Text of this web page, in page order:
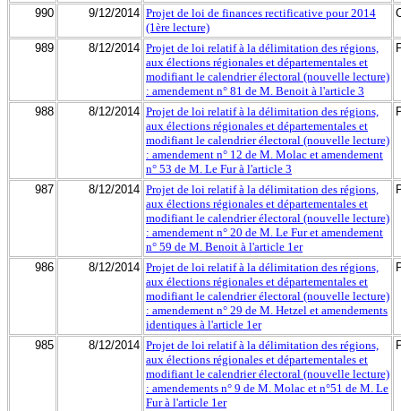
990 9/12/2014 Projet de loi de finances rectificative pour 2014
(1ère lecture)
989 8/12/2014 Projet de loi relatif à la délimitation des régions,
aux élections régionales et départementales et
modifiant le calendrier électoral (nouvelle lecture)
: amendement n° 81 de M. Benoit à l'article 3
988 8/12/2014 Projet de loi relatif à la délimitation des régions,
aux élections régionales et départementales et
modifiant le calendrier électoral (nouvelle lecture)
: amendement n° 12 de M. Molac et amendement
n° 53 de M. Le Fur à l'article 3
987 8/12/2014 Projet de loi relatif à la délimitation des régions,
aux élections régionales et départementales et
modifiant le calendrier électoral (nouvelle lecture)
: amendement n° 20 de M. Le Fur et amendement
n° 59 de M. Benoit à l'article 1er
986 8/12/2014 Projet de loi relatif à la délimitation des régions,
aux élections régionales et départementales et
modifiant le calendrier électoral (nouvelle lecture)
: amendement n° 29 de M. Hetzel et amendements
identiques à l'article 1er
985 8/12/2014 Projet de loi relatif à la délimitation des régions,
aux élections régionales et départementales et
modifiant le calendrier électoral (nouvelle lecture)
: amendements n° 9 de M. Molac et n°51 de M. Le
Fur à l'article 1er